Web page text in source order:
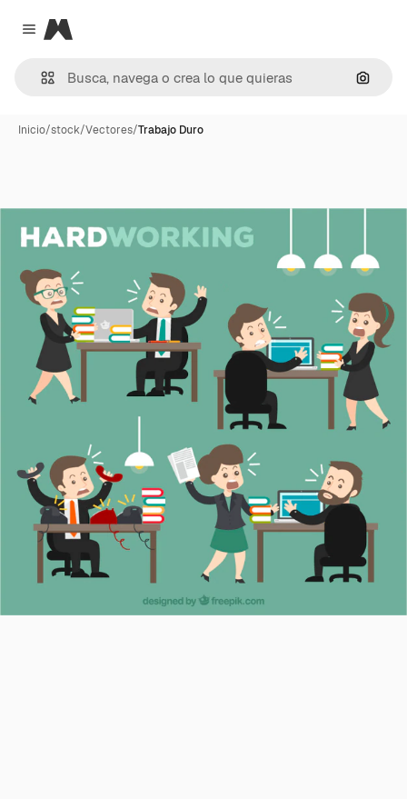
Close menu
Magnific
Inicio/stock/Vectores/Trabajo Duro